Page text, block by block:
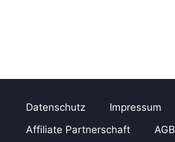
Datenschutz
Impressum
Affiliate Partnerschaft
AGB